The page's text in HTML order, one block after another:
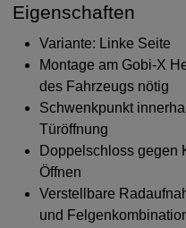
Eigenschaften
Variante: Linke Seite
Montage am Gobi-X
des Fahrzeugs nötig
Schwenkpunkt
Türöffnung
Doppelschloss gegen
Öffnen
Verstellbare
und